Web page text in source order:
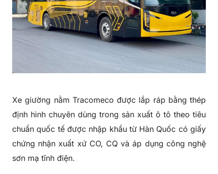
Xe giường nằm Tracomeco được lắp ráp bằng thép
định hình chuyên dùng trong sản xuất ô tô theo tiêu
chuẩn quốc tế được nhập khẩu từ Hàn Quốc có giấy
chứng nhận xuất xứ CO, CQ và áp dụng công nghệ
sơn mạ tĩnh điện.